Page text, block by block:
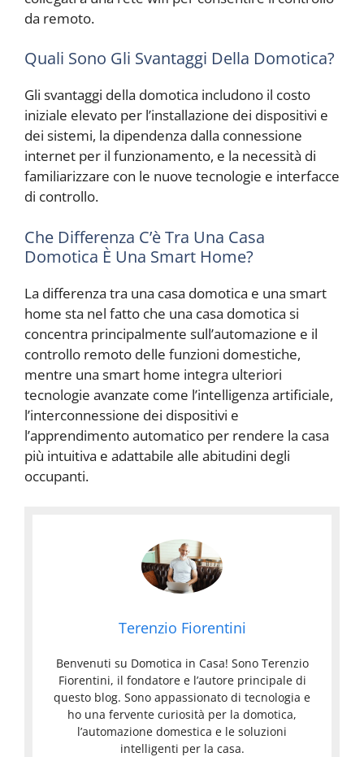
da remoto.
Quali Sono Gli Svantaggi Della Domotica?
Gli svantaggi della domotica includono il costo
iniziale elevato per l’installazione dei dispositivi e
dei sistemi, la dipendenza dalla connessione
internet per il funzionamento, e la necessità di
familiarizzare con le nuove tecnologie e interfacce
di controllo.
Che Differenza C’è Tra Una Casa
Domotica È Una Smart Home?
La differenza tra una casa domotica e una smart
home sta nel fatto che una casa domotica si
concentra principalmente sull’automazione e il
controllo remoto delle funzioni domestiche,
mentre una smart home integra ulteriori
tecnologie avanzate come l’intelligenza artificiale,
l’interconnessione dei dispositivi e
l’apprendimento automatico per rendere la casa
più intuitiva e adattabile alle abitudini degli
occupanti.
Terenzio Fiorentini
Benvenuti su Domotica in Casa! Sono Terenzio
Fiorentini, il fondatore e l’autore principale di
questo blog. Sono appassionato di tecnologia e
ho una fervente curiosità per la domotica,
l’automazione domestica e le soluzioni
intelligenti per la casa.